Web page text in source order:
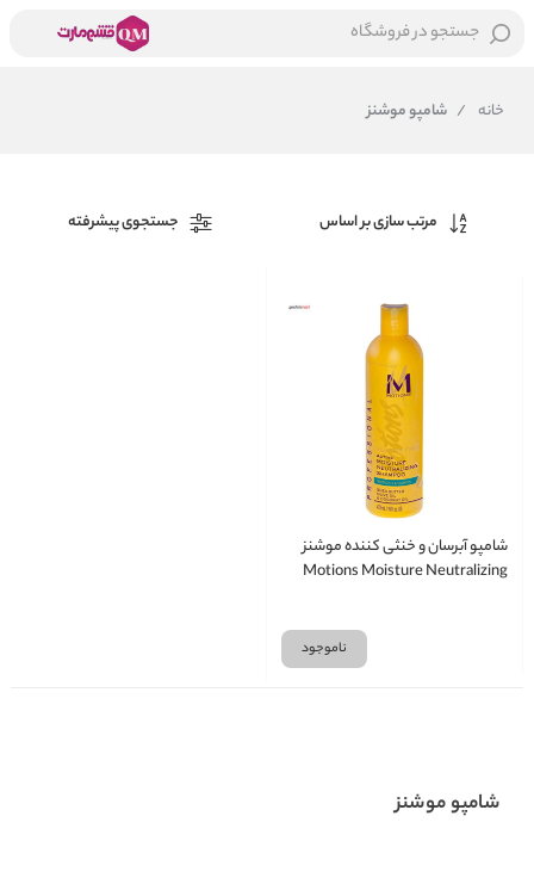
جستجو در فروشگاه
خانه / شامپو موشنز
مرتب سازی بر اساس جستجوی پیشرفته
شامپو آبرسان و خنثی کننده موشنز
Motions Moisture Neutralizing
ناموجود
شامپو موشنز